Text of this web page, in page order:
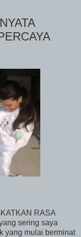
RASA
sering saya
yang mulai berminat